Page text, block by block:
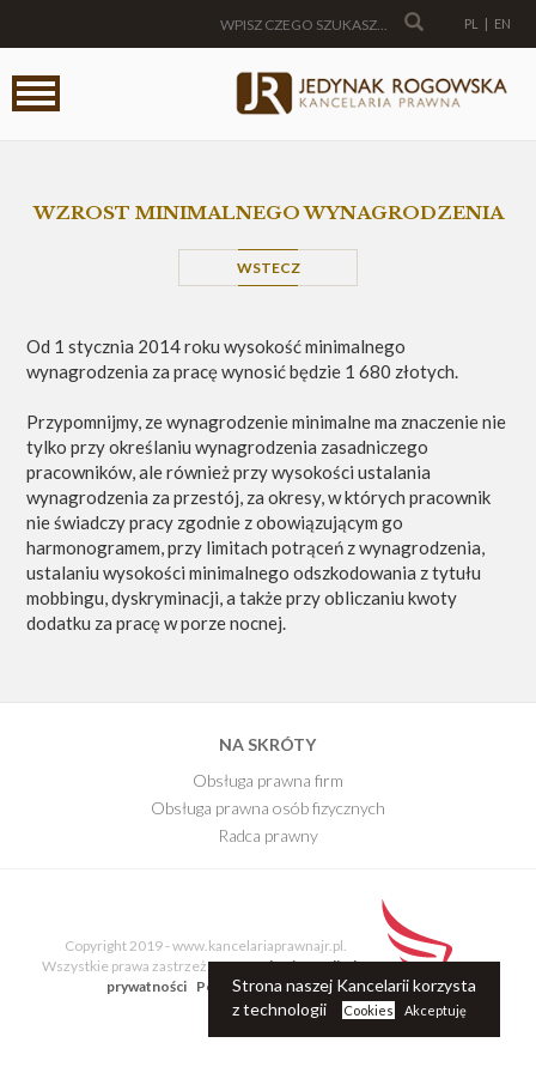
PL | EN
WZROST MINIMALNEGO WYNAGRODZENIA
WSTECZ
Od 1 stycznia 2014 roku wysokość minimalnego
wynagrodzenia za pracę wynosić będzie 1 680 złotych.
Przypomnijmy, ze wynagrodzenie minimalne ma znaczenie nie
tylko przy określaniu wynagrodzenia zasadniczego
pracowników, ale również przy wysokości ustalania
wynagrodzenia za przestój, za okresy, w których pracownik
nie świadczy pracy zgodnie z obowiązującym go
harmonogramem, przy limitach potrąceń z wynagrodzenia,
ustalaniu wysokości minimalnego odszkodowania z tytułu
mobbingu, dyskryminacji, a także przy obliczaniu kwoty
dodatku za pracę w porze nocnej.
NA SKRÓTY
Obsługa prawna firm
Obsługa prawna osób fizycznych
Radca prawny
Copyright 2019 - www.kancelariaprawnajr.pl.
Wszystkie prawa zastrzeżoneRegulamin - polityka
prywatności Polityka Cookie
Strona naszej Kancelarii korzysta
z technologii
Cookies Akceptuję